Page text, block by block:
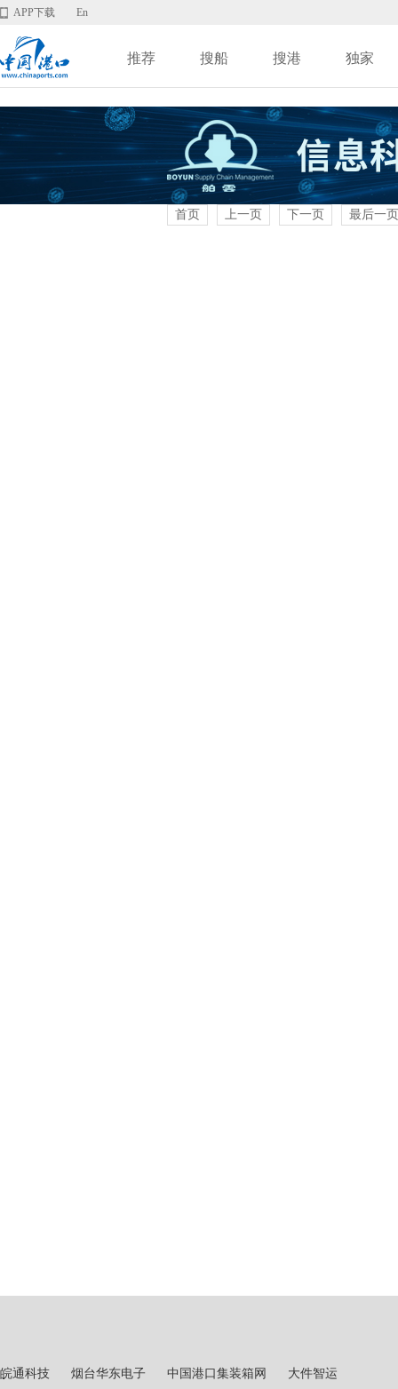
APP下载 En
推荐 搜船 搜港 独家
首页 上一页 下一页 最后一页
皖通科技 烟台华东电子 中国港口集装箱网
大件智运